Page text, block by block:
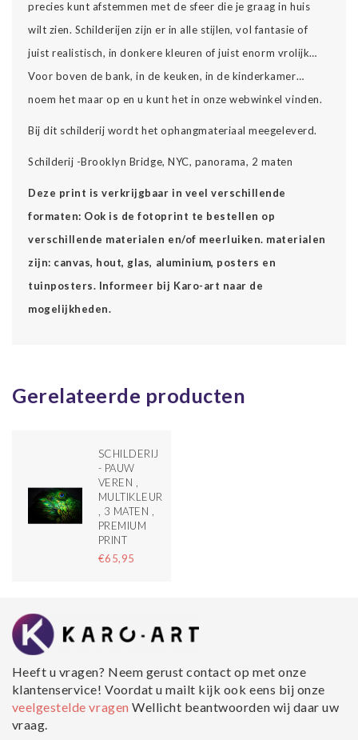
precies kunt afstemmen met de sfeer die je graag in huis
wilt zien. Schilderijen zijn er in alle stijlen, vol fantasie of
juist realistisch, in donkere kleuren of juist enorm vrolijk…
Voor boven de bank, in de keuken, in de kinderkamer…
noem het maar op en u kunt het in onze webwinkel vinden.
Bij dit schilderij wordt het ophangmateriaal meegeleverd.
Schilderij -Brooklyn Bridge, NYC, panorama, 2 maten
Deze print is verkrijgbaar in veel verschillende
formaten: Ook is de fotoprint te bestellen op
verschillende materialen en/of meerluiken. materialen
zijn: canvas, hout, glas, aluminium, posters en
tuinposters. Informeer bij Karo-art naar de
mogelijkheden.
Gerelateerde producten
SCHILDERIJ
- PAUW
VEREN ,
MULTIKLEUR
, 3 MATEN ,
PREMIUM
PRINT
€65,95
Heeft u vragen? Neem gerust contact op met onze
klantenservice! Voordat u mailt kijk ook eens bij onze
veelgestelde vragenWellicht beantwoorden wij daar uw
vraag.